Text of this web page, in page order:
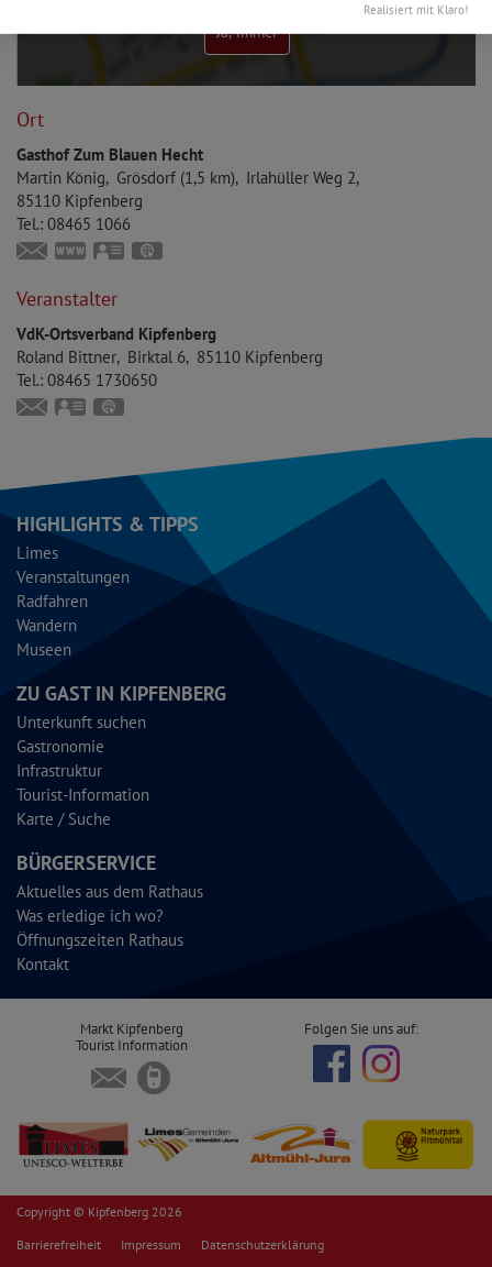
Ja, immer
Ort
Gasthof Zum Blauen Hecht
Martin König Grösdorf (1,5 km) Irlahüller Weg 2
85110 Kipfenberg
Tel.: 08465 1066
info@zumblauenhecht.de
www.zumblauenhecht.de
vCard
Veranstalter
VdK-Ortsverband Kipfenberg
Roland Bittner Birktal 6 85110 Kipfenberg
Tel.: 08465 1730650
bittnerroland@hotmail.com
vCard
HIGHLIGHTS & TIPPS
Limes
Veranstaltungen
Radfahren
Wandern
Museen
ZU GAST IN KIPFENBERG
Unterkunft suchen
Gastronomie
Infrastruktur
Tourist-Information
Karte / Suche
BÜRGERSERVICE
Aktuelles aus dem Rathaus
Was erledige ich wo?
Öffnungszeiten Rathaus
Kontakt
Markt Kipfenberg
Tourist Information
Folgen Sie uns auf:
Copyright © Kipfenberg 2026
Barrierefreiheit
Impressum Datenschutzerklärung
Realisiert mit Klaro!